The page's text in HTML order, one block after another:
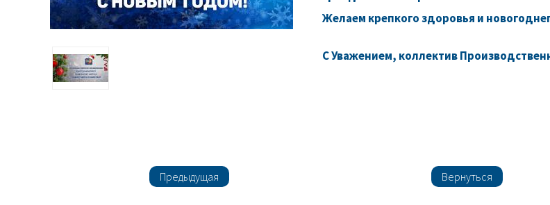
Желаем крепкого здоровья и
С Уважением, коллектив
Предыдущая Вернуться